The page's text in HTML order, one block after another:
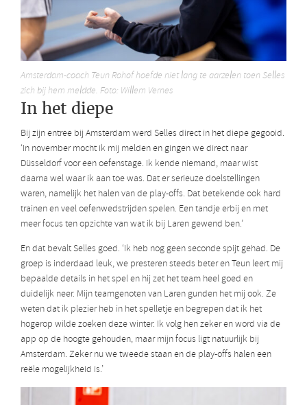
Amsterdam-coach Teun Rohof hoefde niet lang te aarzelen toen Selles
zich bij hem meldde. Foto: Willem Vernes
In het diepe
Bij zijn entree bij Amsterdam werd Selles direct in het diepe gegooid.
‘In november mocht ik mij melden en gingen we direct naar
Düsseldorf voor een oefenstage. Ik kende niemand, maar wist
daarna wel waar ik aan toe was. Dat er serieuze doelstellingen
waren, namelijk het halen van de play-offs. Dat betekende ook hard
trainen en veel oefenwedstrijden spelen. Een tandje erbij en met
meer focus ten opzichte van wat ik bij Laren gewend ben.’
En dat bevalt Selles goed. ‘Ik heb nog geen seconde spijt gehad. De
groep is inderdaad leuk, we presteren steeds beter en Teun leert mij
bepaalde details in het spel en hij zet het team heel goed en
duidelijk neer. Mijn teamgenoten van Laren gunden het mij ook. Ze
weten dat ik plezier heb in het spelletje en begrepen dat ik het
hogerop wilde zoeken deze winter. Ik volg hen zeker en word via de
app op de hoogte gehouden, maar mijn focus ligt natuurlijk bij
Amsterdam. Zeker nu we tweede staan en de play-offs halen een
reële mogelijkheid is.’